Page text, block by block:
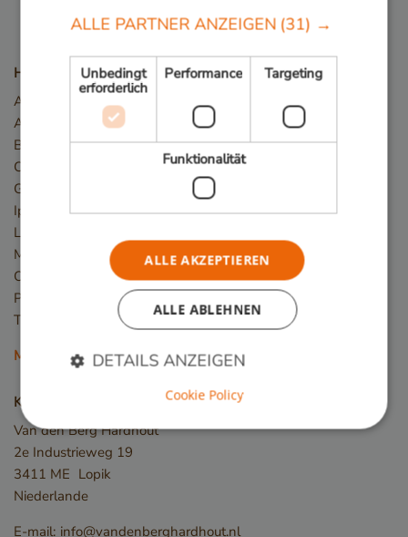
Holzarten
Angelim Vermelho
Azobé / Bongossi
Basralocus
Cumaru
Guariuba/Mururé
Ipé
Louro Preto
Massaranduba
Okan/Denya
Piquia
Tali
Mehr Holzarten
Kontakt
Van den Berg Hardhout
2e Industrieweg 19
3411 ME Lopik
Niederlande
E-mail: info@vandenberghardhout.nl
ALLE PARTNER ANZEIGEN (31) →
Unbedingt
erforderlich
Performance Targeting
Funktionalität
ALLE AKZEPTIEREN
ALLE ABLEHNEN
DETAILS ANZEIGEN
Unbedingt erforderlich
Unbedingt erforderliche Cookies ermöglichen
Benutzeranmeldung und die Kontoverwaltung.
Cookie Policy